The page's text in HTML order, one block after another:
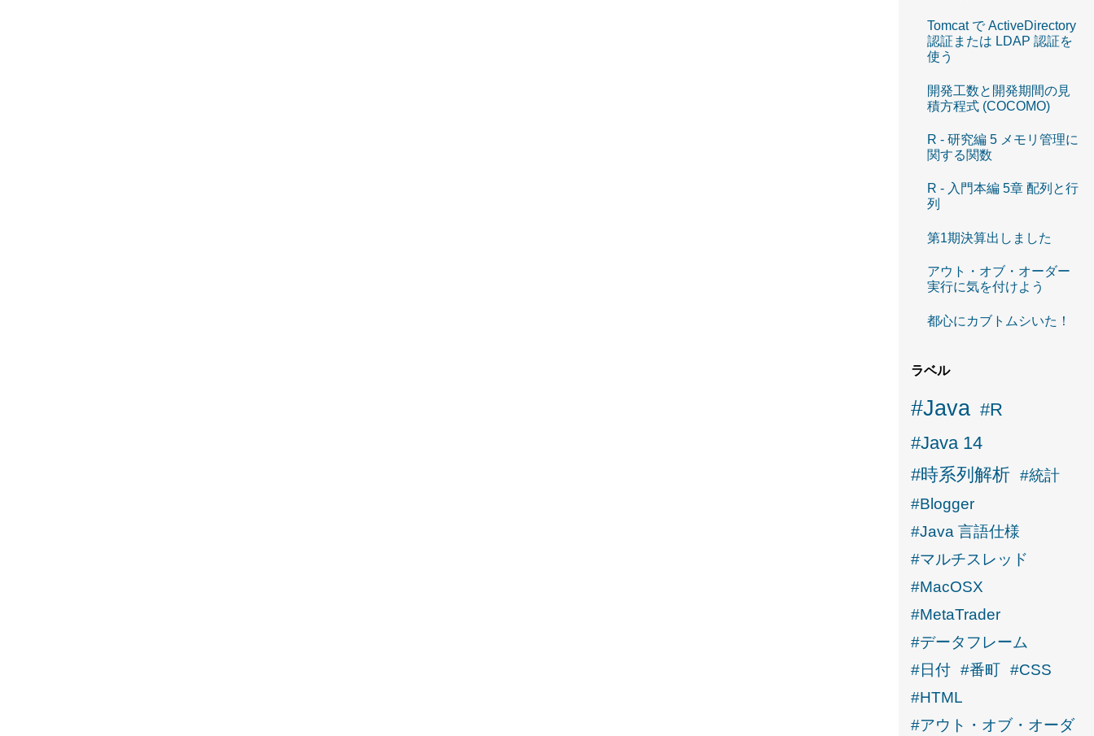
Tomcat で ActiveDirectory
認証または LDAP 認証を
使う
開発工数と開発期間の見
積方程式 (COCOMO)
R - 研究編 5 メモリ管理に
関する関数
R - 入門本編 5章 配列と行
列
第1期決算出しました
アウト・オブ・オーダー
実行に気を付けよう
都心にカブトムシいた！
ラベル
#Java #R
#Java 14
#時系列解析 #統計
#Blogger
#Java 言語仕様
#マルチスレッド
#MacOSX
#MetaTrader
#データフレーム
#日付 #番町 #CSS
#HTML
#アウト・オブ・オーダ